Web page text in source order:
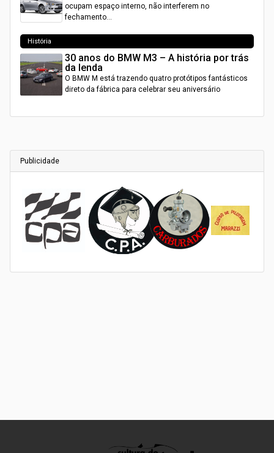
ocupam espaço interno, não interferem no
fechamento…
História
30 anos do BMW M3 – A história por trás
da lenda
O BMW M está trazendo quatro protótipos fantásticos
direto da fábrica para celebrar seu aniversário
Publicidade